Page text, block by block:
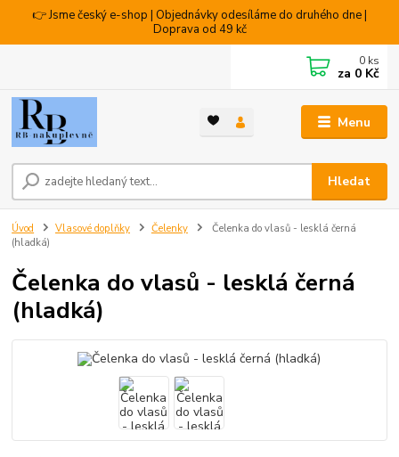
👉 Jsme český e-shop | Objednávky odesíláme do druhého dne |
Doprava od 49 kč
Menu
Hledat
0 ks
za 0 Kč
Úvod Vlasové doplňky Čelenky
Čelenka do vlasů - lesklá černá
(hladká)
Čelenka do vlasů - lesklá černá
(hladká)